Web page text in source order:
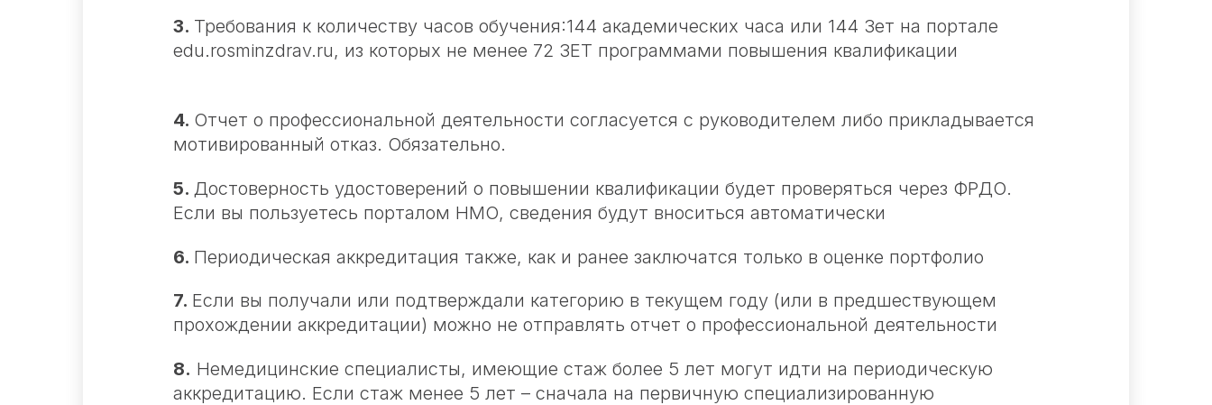
3. Требования к количеству часов обучения:144 академических часа или 144 Зет на портале
edu.rosminzdrav.ru, из которых не менее 72 ЗЕТ программами повышения квалификации
4. Отчет о профессиональной деятельности согласуется с руководителем либо прикладывается
мотивированный отказ. Обязательно.
5. Достоверность удостоверений о повышении квалификации будет проверяться через ФРДО.
Если вы пользуетесь порталом НМО, сведения будут вноситься автоматически
6. Периодическая аккредитация также, как и ранее заключатся только в оценке портфолио
7. Если вы получали или подтверждали категорию в текущем году (или в предшествующем
прохождении аккредитации) можно не отправлять отчет о профессиональной деятельности
8. Немедицинские специалисты, имеющие стаж более 5 лет могут идти на периодическую
аккредитацию. Если стаж менее 5 лет – сначала на первичную специализированную